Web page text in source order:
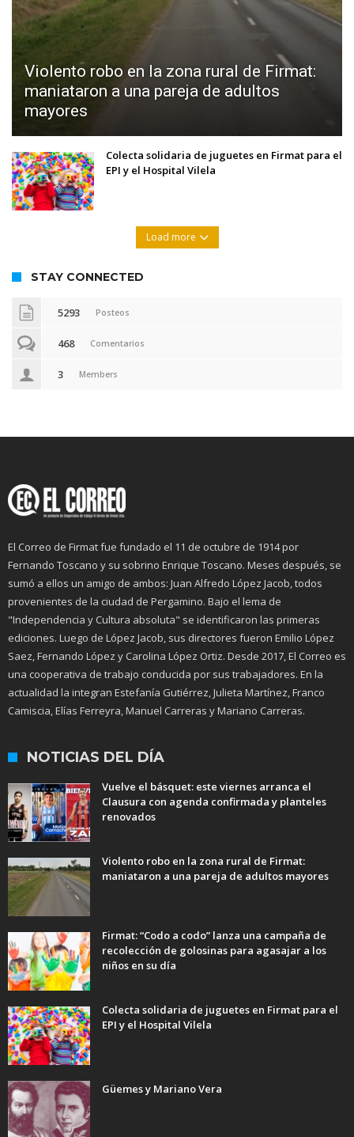
Violento robo en la zona rural de Firmat:
maniataron a una pareja de adultos
mayores
Colecta solidaria de juguetes en Firmat para el
EPI y el Hospital Vilela
Load more
STAY CONNECTED
5293 Posteos
468 Comentarios
3 Members
El Correo de Firmat fue fundado el 11 de octubre de 1914 por
Fernando Toscano y su sobrino Enrique Toscano. Meses después, se
sumó a ellos un amigo de ambos: Juan Alfredo López Jacob, todos
provenientes de la ciudad de Pergamino. Bajo el lema de
"Independencia y Cultura absoluta" se identificaron las primeras
ediciones. Luego de López Jacob, sus directores fueron Emilio López
Saez, Fernando López y Carolina López Ortiz. Desde 2017, El Correo es
una cooperativa de trabajo conducida por sus trabajadores. En la
actualidad la integran Estefanía Gutiérrez, Julieta Martínez, Franco
Camiscia, Elías Ferreyra, Manuel Carreras y Mariano Carreras.
NOTICIAS DEL DÍA
Vuelve el básquet: este viernes arranca el
Clausura con agenda confirmada y planteles
renovados
Violento robo en la zona rural de Firmat:
maniataron a una pareja de adultos mayores
Firmat: “Codo a codo” lanza una campaña de
recolección de golosinas para agasajar a los
niños en su día
Colecta solidaria de juguetes en Firmat para el
EPI y el Hospital Vilela
Güemes y Mariano Vera